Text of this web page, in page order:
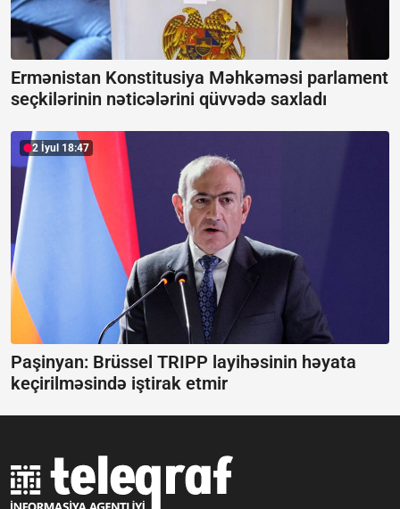
Ermənistan Konstitusiya Məhkəməsi parlament
seçkilərinin nəticələrini qüvvədə saxladı
2 İyul 18:47
Paşinyan: Brüssel TRIPP layihəsinin həyata
keçirilməsində iştirak etmir